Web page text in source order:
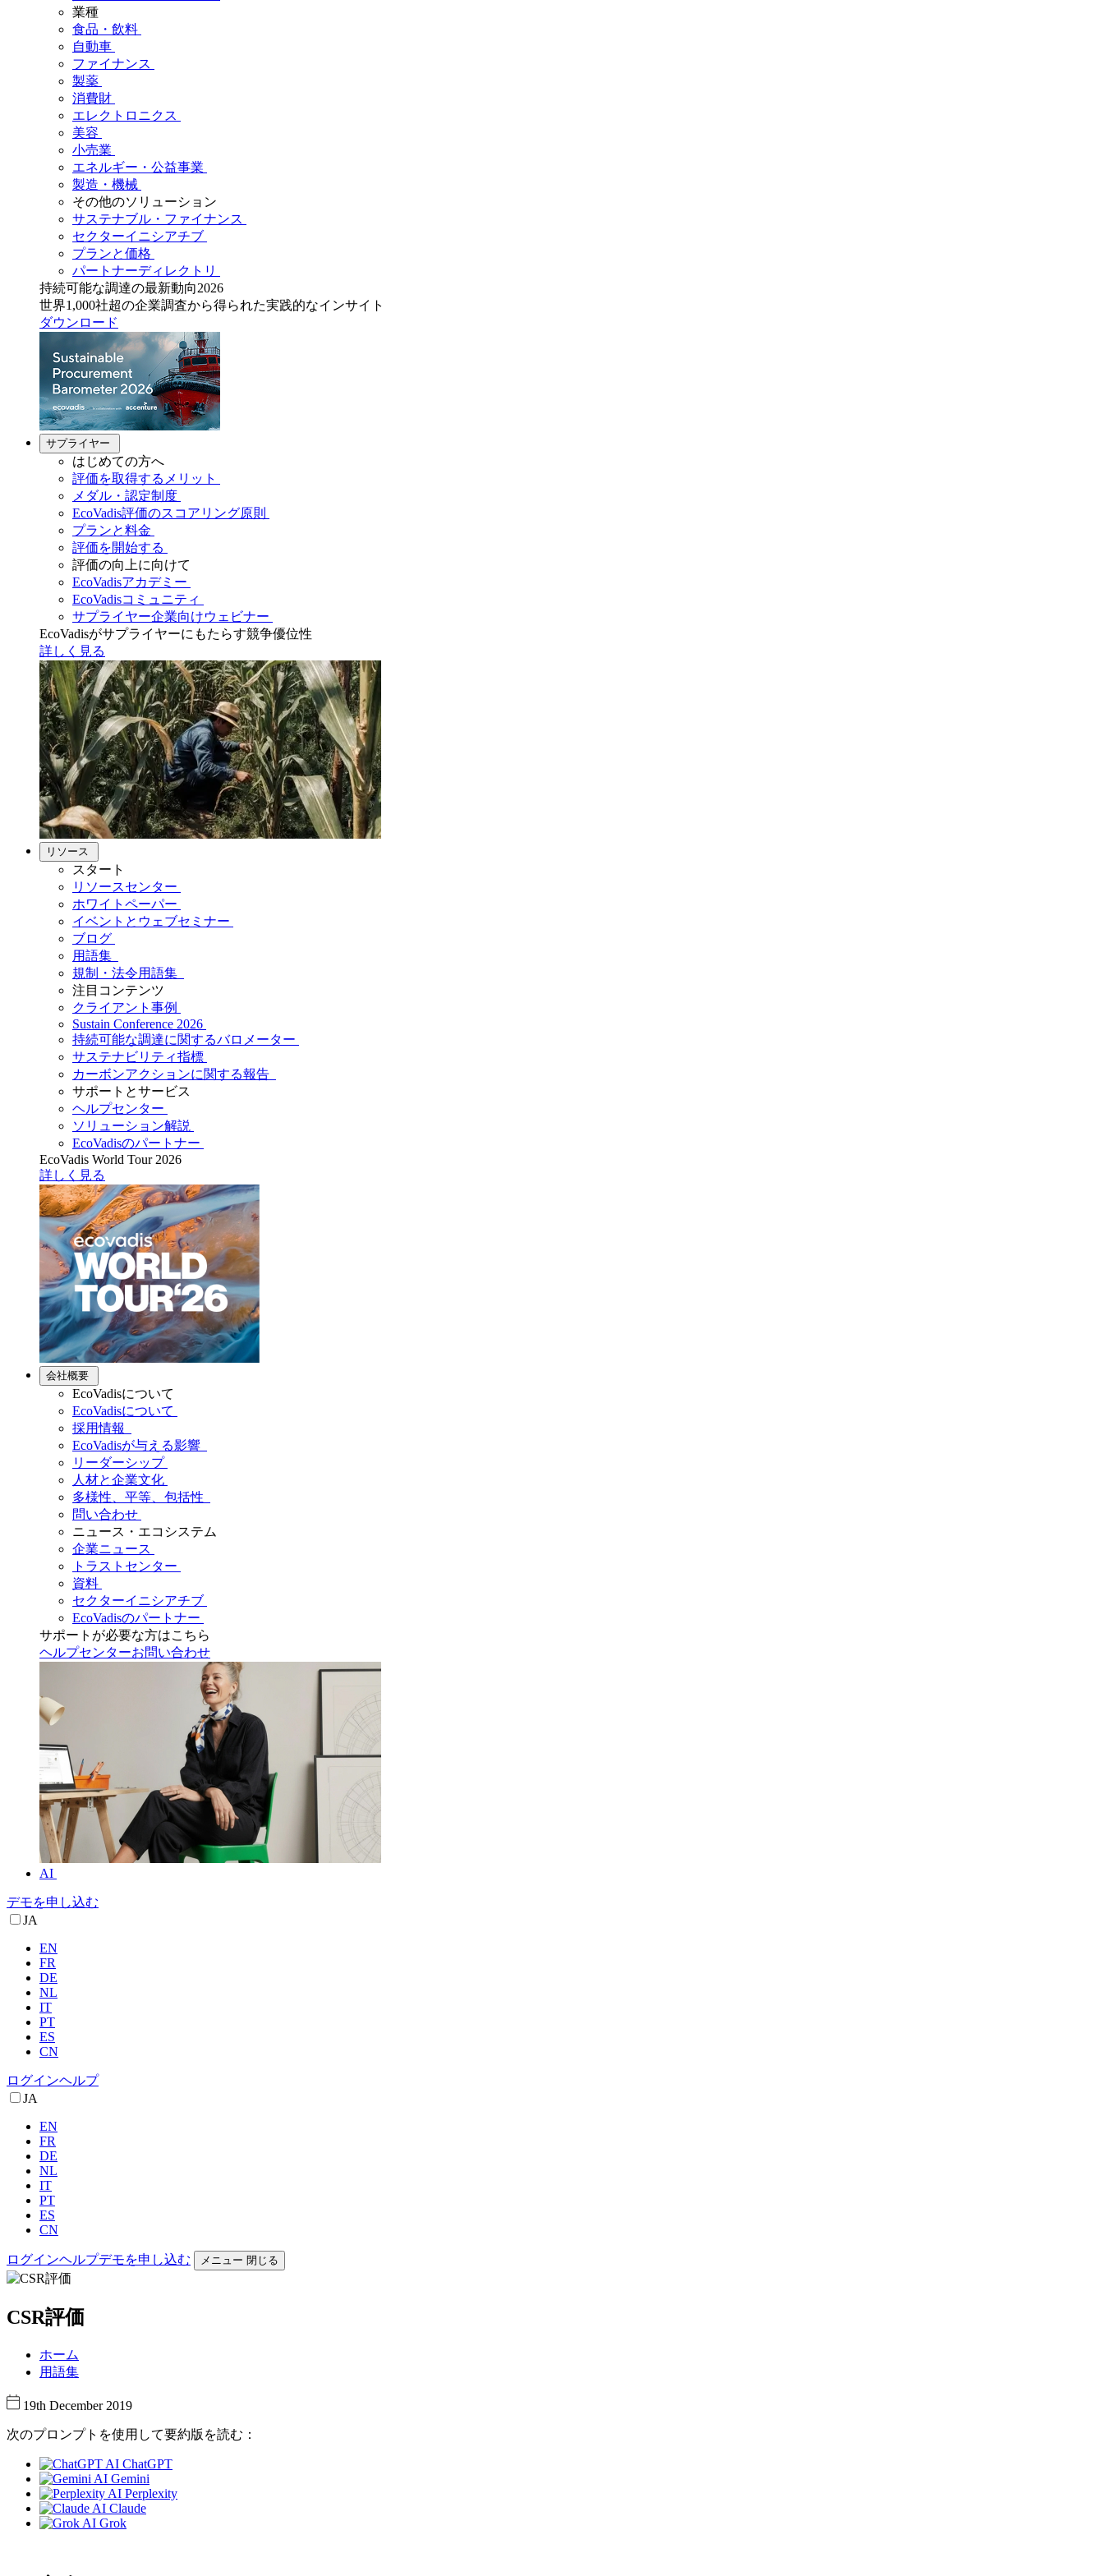
業種
食品・飲料
自動車
ファイナンス
製薬
消費財
エレクトロニクス
美容
小売業
エネルギー・公益事業
製造・機械
その他のソリューション
サステナブル・ファイナンス
セクターイニシアチブ
プランと価格
パートナーディレクトリ
持続可能な調達の最新動向2026
世界1,000社超の企業調査から得られた実践的なインサイト
ダウンロード
サプライヤー
はじめての方へ
評価を取得するメリット
メダル・認定制度
EcoVadis評価のスコアリング原則
プランと料金
評価を開始する
評価の向上に向けて
EcoVadisアカデミー
EcoVadisコミュニティ
サプライヤー企業向けウェビナー
EcoVadisがサプライヤーにもたらす競争優位性
詳しく見る
リソース
スタート
リソースセンター
ホワイトペーパー
イベントとウェブセミナー
ブログ
用語集
規制・法令用語集
注目コンテンツ
クライアント事例
Sustain Conference 2026
持続可能な調達に関するバロメーター
サステナビリティ指標
カーボンアクションに関する報告
サポートとサービス
ヘルプセンター
ソリューション解説
EcoVadisのパートナー
EcoVadis World Tour 2026
詳しく見る
会社概要
EcoVadisについて
EcoVadisについて
採用情報
EcoVadisが与える影響
リーダーシップ
人材と企業文化
多様性、平等、包括性
問い合わせ
ニュース・エコシステム
企業ニュース
トラストセンター
資料
セクターイニシアチブ
EcoVadisのパートナー
サポートが必要な方はこちら
ヘルプセンターお問い合わせ
AI
デモを申し込む
JA
EN
FR
DE
NL
IT
PT
ES
CN
ログインヘルプ
JA
EN
FR
DE
NL
IT
PT
ES
CN
ログインヘルプデモを申し込む メニュー 閉じる
CSR評価
ホーム
用語集
19th December 2019
次のプロンプトを使用して要約版を読む：
ChatGPT
Gemini
Perplexity
Claude
Grok